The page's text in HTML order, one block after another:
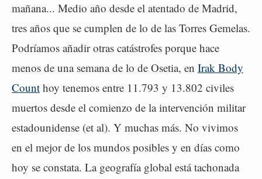
mañana... Medio año desde el atentado de Madrid,
tres años que se cumplen de lo de las Torres Gemelas.
Podríamos añadir otras catástrofes porque hace
menos de una semana de lo de Osetia, en Irak Body
Count hoy tenemos entre 11.793 y 13.802 civiles
muertos desde el comienzo de la intervención militar
estadounidense (et al). Y muchas más. No vivimos
en el mejor de los mundos posibles y en días como
hoy se constata. La geografía global está tachonada